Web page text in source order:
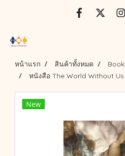
หน้าแรก สินค้าทั้งหมด Book
หนังสือ The World Without Us
New